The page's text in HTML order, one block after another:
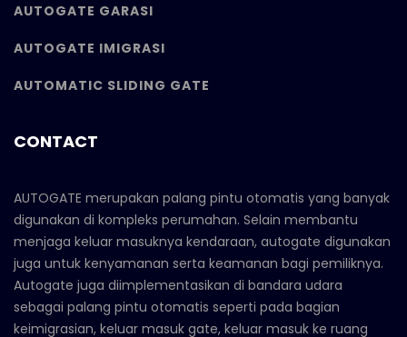
AUTOGATE GARASI
AUTOGATE IMIGRASI
AUTOMATIC SLIDING GATE
CONTACT
AUTOGATE merupakan palang pintu otomatis yang banyak
digunakan di kompleks perumahan. Selain membantu
menjaga keluar masuknya kendaraan, autogate digunakan
juga untuk kenyamanan serta keamanan bagi pemiliknya.
Autogate juga diimplementasikan di bandara udara
sebagai palang pintu otomatis seperti pada bagian
keimigrasian, keluar masuk gate, keluar masuk ke ruang